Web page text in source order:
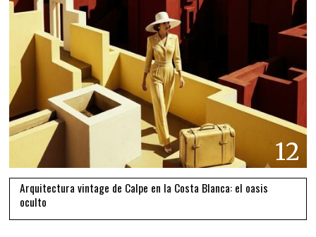
12
Arquitectura vintage de Calpe en la Costa Blanca: el oasis
oculto
13